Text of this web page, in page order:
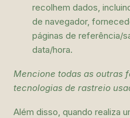
recolhem dados,
de navegador,
páginas de referência/
data/hora.
Mencione todas as outras
tecnologias de rastreio
Além disso, quando realiza